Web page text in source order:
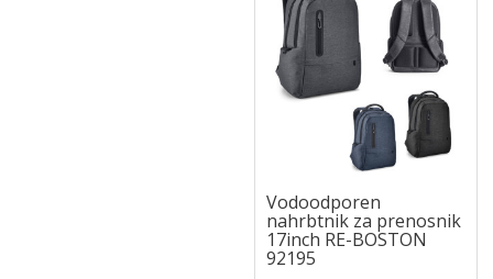
Vodoodporen
nahrbtnik za prenosnik
17inch RE-BOSTON
92195